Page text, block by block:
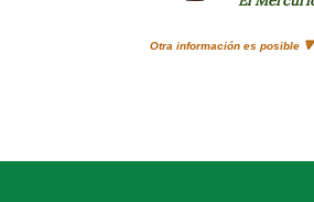
Otra información es posible 🔻